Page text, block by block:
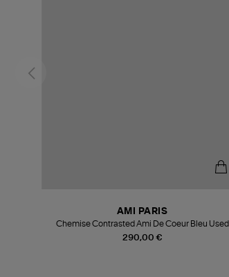
290,00 €
AMI PARIS
Chemise Contrasted Ami De Coeur Bleu Used